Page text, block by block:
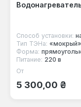
Способ установки:
Тип ТЭНа: «мокрый»
Форма:
Питание: 220 в
Обычная цена:
От
5 300,00 ₴